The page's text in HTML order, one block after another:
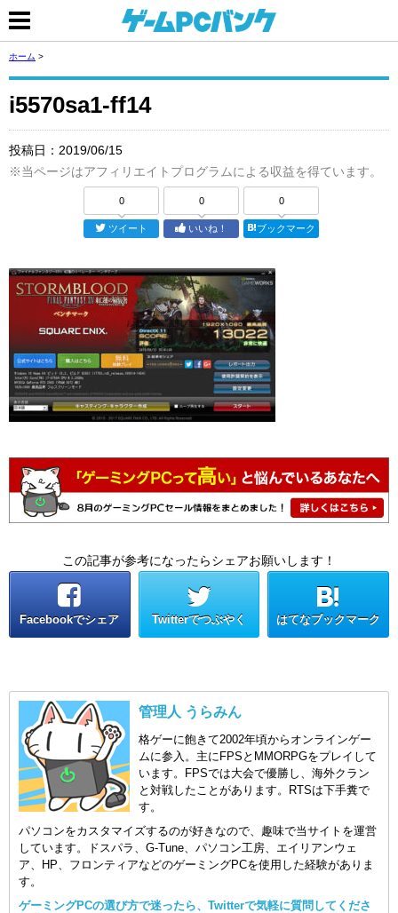
ホーム >
i5570sa1-ff14
投稿日： 2019/06/15
※当ページはアフィリエイトプログラムによる収益を得ています。
0
ツイート
0
いいね！
0
ブックマーク
この記事が参考になったらシェアお願いします！
Facebookでシェア Twitterでつぶやく はてなブックマーク
管理人 うらみん
格ゲーに飽きて2002年頃からオンラインゲー
ムに参入。主にFPSとMMORPGをプレイして
います。FPSでは大会で優勝し、海外クラン
と対戦したことがあります。RTSは下手糞で
す。
パソコンをカスタマイズするのが好きなので、趣味で当サイトを運営
しています。ドスパラ、G-Tune、パソコン工房、エイリアンウェ
ア、HP、フロンティアなどのゲーミングPCを使用した経験がありま
す。
ゲーミングPCの選び方で迷ったら、Twitterで気軽に質問してくださ